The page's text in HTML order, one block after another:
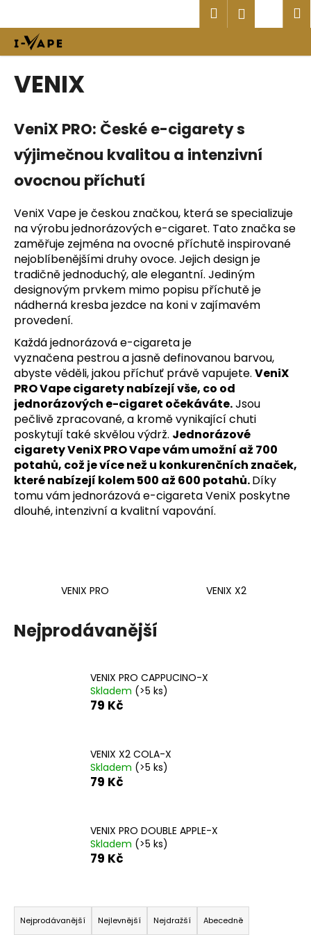
obsah
Hledat
VENIX
VeniX PRO: České e-cigarety s
výjimečnou kvalitou a intenzivní
ovocnou příchutí
VeniX Vape je českou značkou, která se specializuje
na výrobu jednorázových e-cigaret. Tato značka se
zaměřuje zejména na ovocné příchutě inspirované
nejoblíbenějšími druhy ovoce. Jejich design je
tradičně jednoduchý, ale elegantní. Jediným
designovým prvkem mimo popisu příchutě je
nádherná kresba jezdce na koni v zajímavém
provedení.
Každá jednorázová e-cigareta je
vyznačena pestrou a jasně definovanou barvou,
abyste věděli, jakou příchuť právě vapujete. VeniX
PROVape cigarety nabízejí vše, co od
jednorázových e-cigaret očekáváte.Jsou
pečlivě zpracované, a kromě vynikající chuti
poskytují také skvělou výdrž. Jednorázové
cigarety VeniXPROVape vám umožní až 700
potahů, což je více než u konkurenčních značek,
které nabízejí kolem 500 až 600 potahů.Díky
tomu vám jednorázová e-cigareta VeniX poskytne
dlouhé, intenzivní a kvalitní vapování.
VENIX PRO VENIX X2
Nejprodávanější
VENIX PRO CAPPUCINO-X
Skladem (>5 ks)
79 Kč
VENIX X2 COLA-X
Skladem (>5 ks)
79 Kč
VENIX PRO DOUBLE APPLE-X
Skladem (>5 ks)
79 Kč
Ř
a
Nejprodávanější Nejlevnější Nejdražší Abecedně
o
í
Zpět
Zpět
C
o
o
t
ř
e
u
j
e
t
e
n
a
j
í
t
?
HLEDAT
č
u